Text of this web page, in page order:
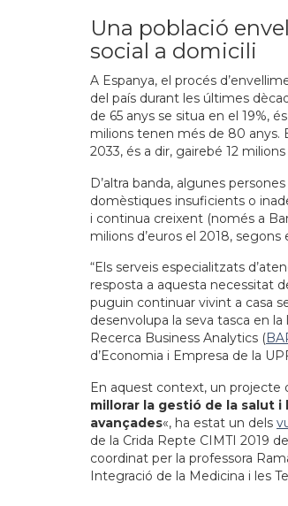
Una població
social a domicili
A Espanya, el procés
del país durant les últimes
de 65 anys se situa en el 19%,
milions tenen més de 80 anys.
2033, és a dir, gairebé 12
D’altra banda, algunes
domèstiques insuficients o
i continua creixent (només a
milions d’euros el 2018,
“Els serveis especialitzats
resposta a aquesta necessitat
puguin continuar vivint a casa
desenvolupa la seva tasca en la
Recerca Business Analytics (
d’Economia i Empresa de la
En aquest context, un projecte
millorar la gestió de la salut
avançades«, ha estat un dels
de la Crida Repte CIMTI 2019
coordinat per la professora
Integració de la Medicina i les